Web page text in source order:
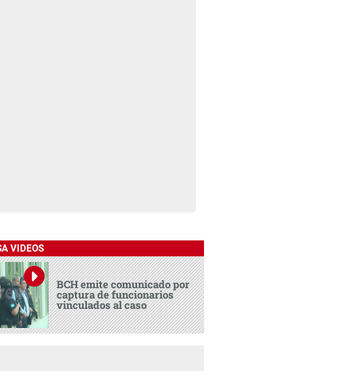
VIDEOS
BCH emite comunicado por
captura de funcionarios
vinculados al caso